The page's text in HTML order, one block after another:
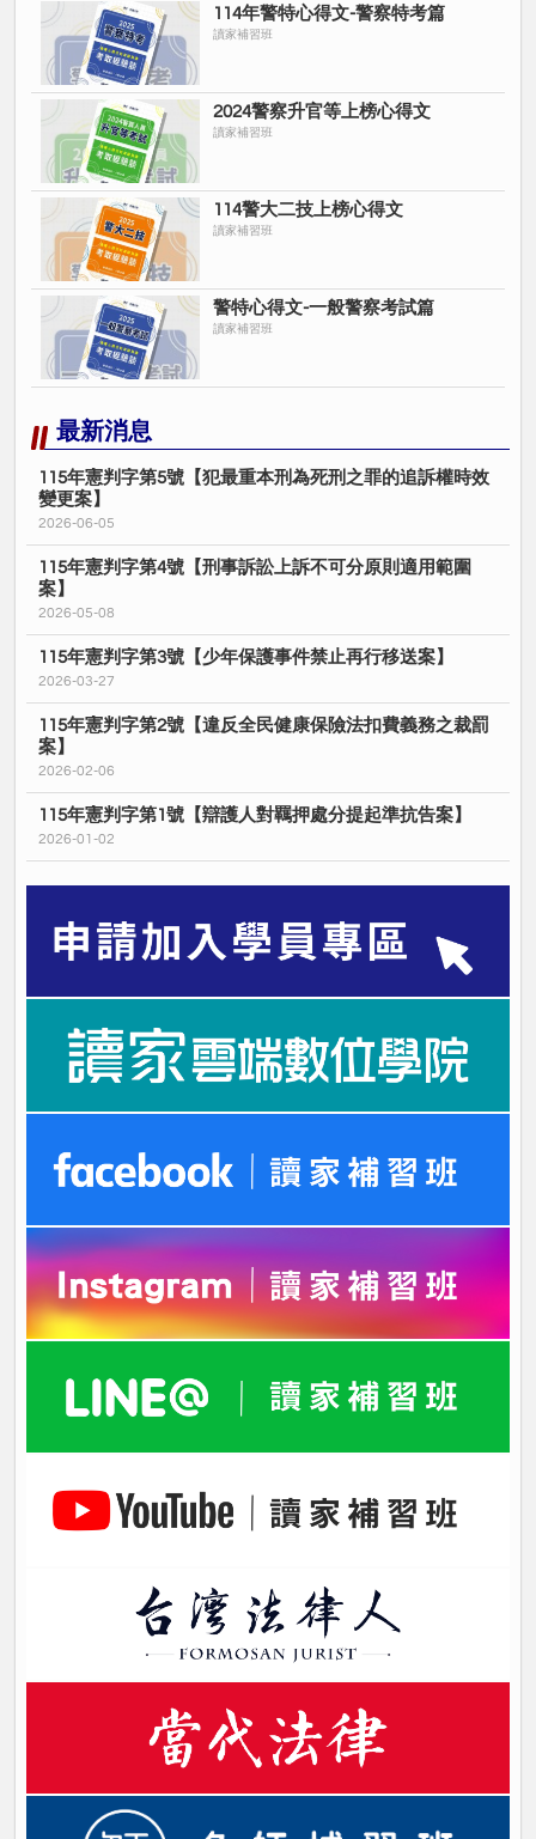
114年警特心得文-警察特考篇
讀家補習班
2024警察升官等上榜心得文
讀家補習班
114警大二技上榜心得文
讀家補習班
警特心得文-一般警察考試篇
讀家補習班
最新消息
115年憲判字第5號【犯最重本刑為死刑之罪的追訴權時效
變更案】
2026-06-05
115年憲判字第4號【刑事訴訟上訴不可分原則適用範圍
案】
2026-05-08
115年憲判字第3號【少年保護事件禁止再行移送案】
2026-03-27
115年憲判字第2號【違反全民健康保險法扣費義務之裁罰
案】
2026-02-06
115年憲判字第1號【辯護人對羈押處分提起準抗告案】
2026-01-02